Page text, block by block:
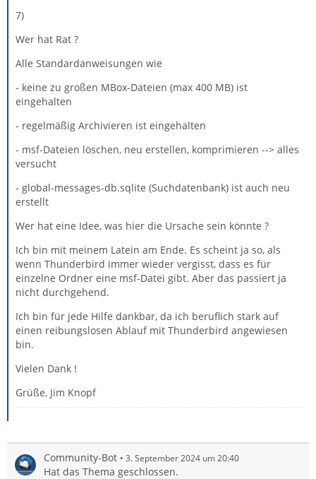
7)
Wer hat Rat ?
Alle Standardanweisungen wie
- keine zu großen MBox-Dateien (max 400 MB) ist
eingehalten
- regelmäßig Archivieren ist eingehalten
- msf-Dateien löschen, neu erstellen, komprimieren --> alles
versucht
- global-messages-db.sqlite (Suchdatenbank) ist auch neu
erstellt
Wer hat eine Idee, was hier die Ursache sein könnte ?
Ich bin mit meinem Latein am Ende. Es scheint ja so, als
wenn Thunderbird immer wieder vergisst, dass es für
einzelne Ordner eine msf-Datei gibt. Aber das passiert ja
nicht durchgehend.
Ich bin für jede Hilfe dankbar, da ich beruflich stark auf
einen reibungslosen Ablauf mit Thunderbird angewiesen
bin.
Vielen Dank !
Grüße, Jim Knopf
Community-Bot 3. September 2024 um 20:40
Hat das Thema geschlossen.